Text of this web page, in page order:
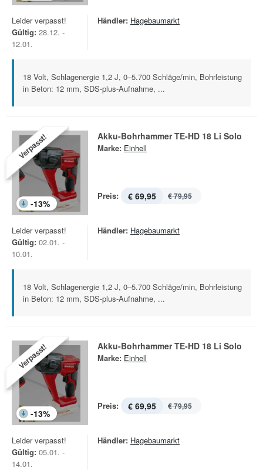
Leider verpasst!
Gültig: 28.12. -
12.01.
Händler: Hagebaumarkt
18 Volt, Schlagenergie 1,2 J, 0–5.700 Schläge/min, Bohrleistung
in Beton: 12 mm, SDS-plus-Aufnahme, ...
Verpasst!
-13%
Akku-Bohrhammer TE-HD 18 Li Solo
Marke: Einhell
Preis: € 69,95 € 79,95
Leider verpasst!
Gültig: 02.01. -
10.01.
Händler: Hagebaumarkt
18 Volt, Schlagenergie 1,2 J, 0–5.700 Schläge/min, Bohrleistung
in Beton: 12 mm, SDS-plus-Aufnahme, ...
Verpasst!
-13%
Akku-Bohrhammer TE-HD 18 Li Solo
Marke: Einhell
Preis: € 69,95 € 79,95
Leider verpasst!
Gültig: 05.01. -
14.01.
Händler: Hagebaumarkt